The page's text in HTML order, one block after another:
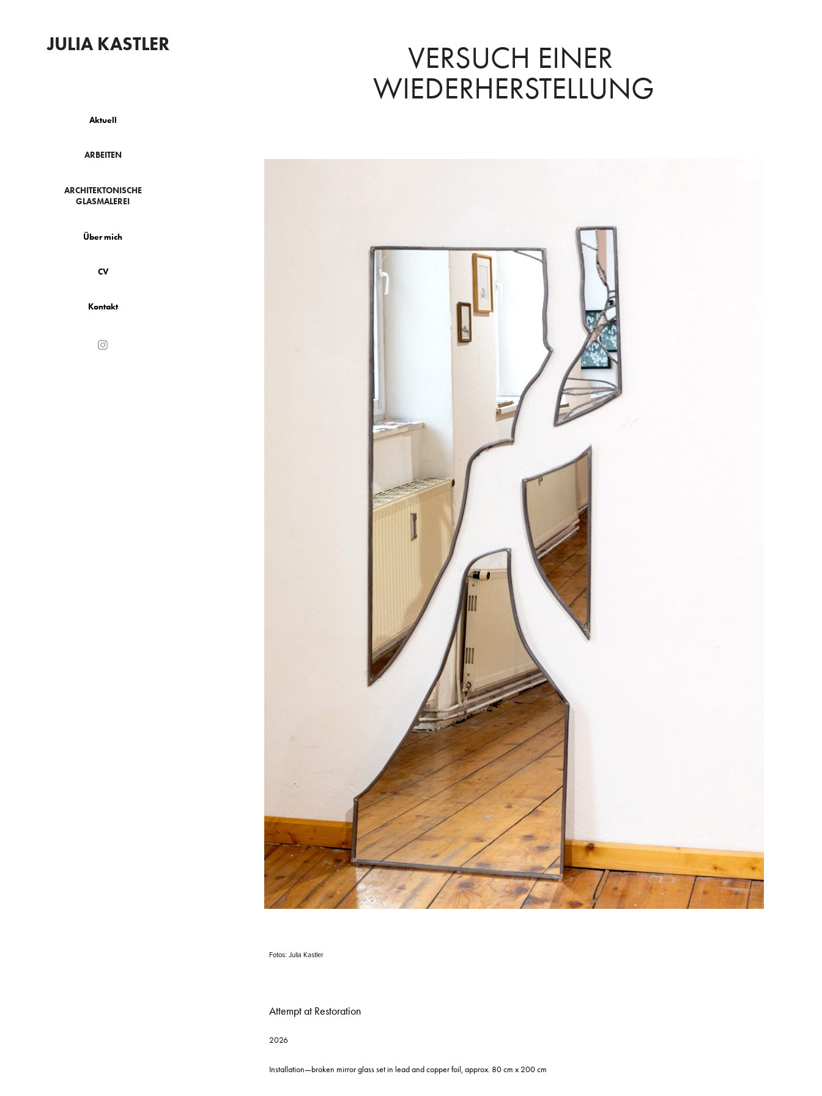
JULIA KASTLER
Aktuell
ARBEITEN
ARCHITEKTONISCHE
GLASMALEREI
Über mich
CV
Kontakt
VERSUCH EINER
WIEDERHERSTELLUNG
Fotos: Julia Kastler
Attempt at Restoration
2026
Installation—broken mirror glass set in lead and copper foil, approx. 80 cm x 200 cm